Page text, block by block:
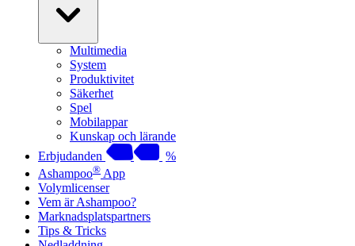
Multimedia
System
Produktivitet
Säkerhet
Spel
Mobilappar
Kunskap och lärande
Erbjudanden
%
Ashampoo® App
Volymlicenser
Vem är Ashampoo?
Marknadsplatspartners
Tips & Tricks